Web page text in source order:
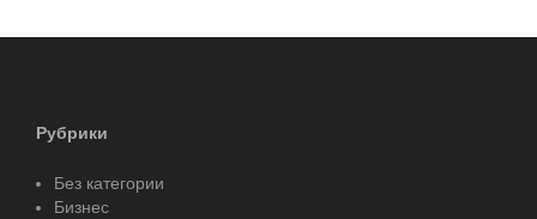
Рубрики
Без категории
Бизнес